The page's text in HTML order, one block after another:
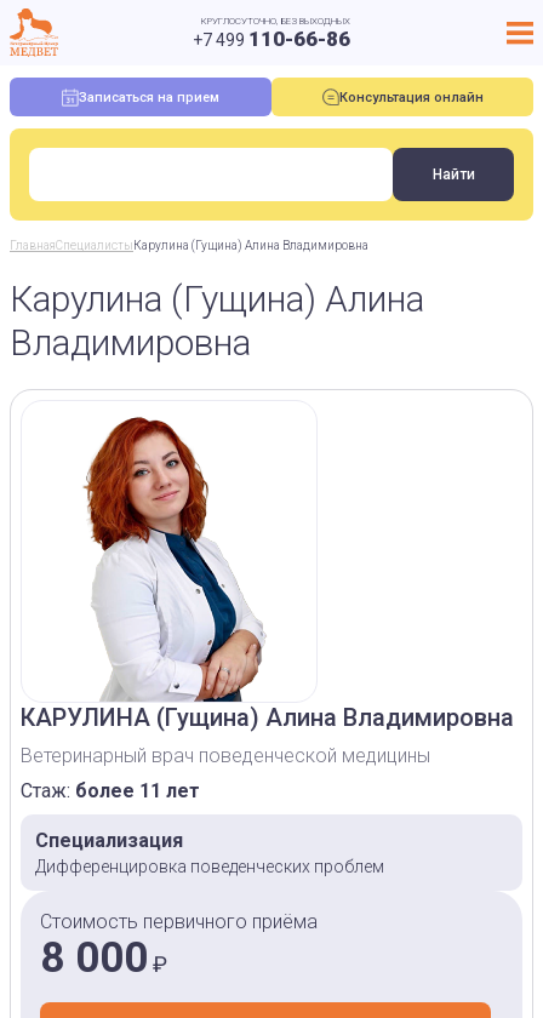
КРУГЛОСУТОЧНО, БЕЗ ВЫХОДНЫХ
+7 499 110-66-86
Записаться на прием Консультация онлайн
ГлавнаяСпециалистыКарулина (Гущина) Алина Владимировна
Карулина (Гущина) Алина
Владимировна
КАРУЛИНА (Гущина) Алина Владимировна
Ветеринарный врач поведенческой медицины
Стаж: более 11 лет
Специализация
Дифференцировка поведенческих проблем
Стоимость первичного приёма
8 000 ₽